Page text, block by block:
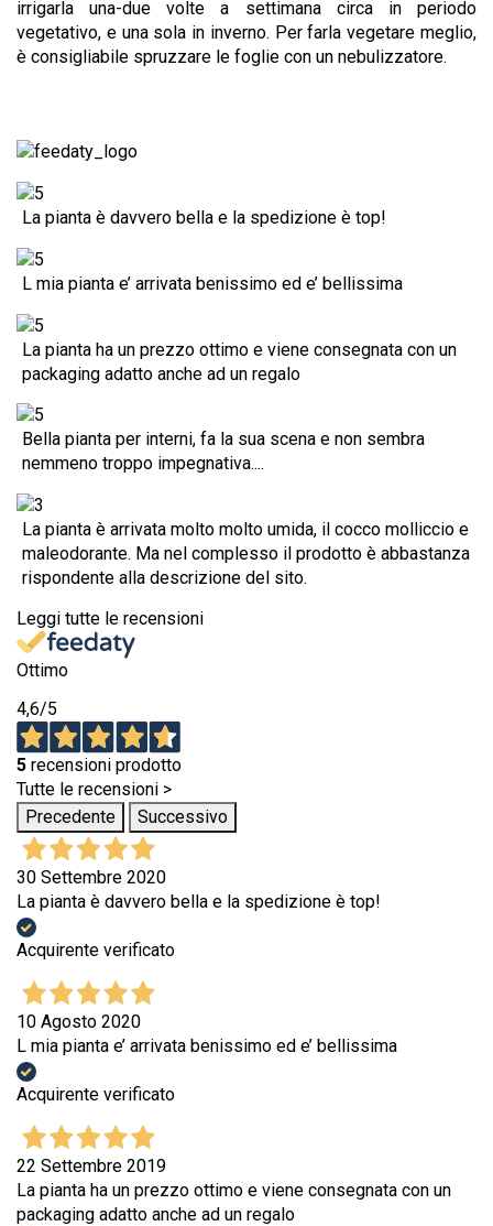
irrigarla una-due volte a settimana circa in periodo
vegetativo, e una sola in inverno. Per farla vegetare meglio,
è consigliabile spruzzare le foglie con un nebulizzatore.
La pianta è davvero bella e la spedizione è top!
L mia pianta e’ arrivata benissimo ed e’ bellissima
La pianta ha un prezzo ottimo e viene consegnata con un
packaging adatto anche ad un regalo
Bella pianta per interni, fa la sua scena e non sembra
nemmeno troppo impegnativa....
La pianta è arrivata molto molto umida, il cocco molliccio e
maleodorante. Ma nel complesso il prodotto è abbastanza
rispondente alla descrizione del sito.
Leggi tutte le recensioni
Ottimo
4,6/5
5 recensioni prodotto
Tutte le recensioni >
Precedente
Successivo
30 Settembre 2020
La pianta è davvero bella e la spedizione è top!
Acquirente verificato
10 Agosto 2020
L mia pianta e’ arrivata benissimo ed e’ bellissima
Acquirente verificato
22 Settembre 2019
La pianta ha un prezzo ottimo e viene consegnata con un
packaging adatto anche ad un regalo